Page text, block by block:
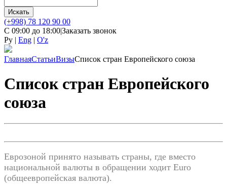
Искать
(+998) 78 120 90 00
С 09:00 до 18:00|Заказать звонок
Ру | Eng | O'z
ГлавнаяСтатьиВизыСписок стран Европейского союза
Список стран Европейского
союза
Еврозоной принято называть страны, где вместо
национальной валюты в обращении ходит Euro
(общеевропейская валюта).